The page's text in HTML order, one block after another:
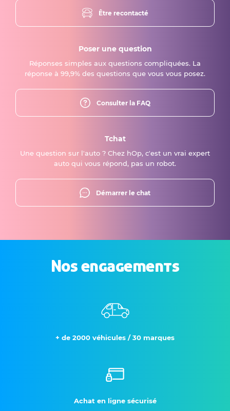
Être recontacté
Poser une question
Réponses simples aux questions compliquées. La
réponse à 99,9% des questions que vous vous posez.
Consulter la FAQ
Tchat
Une question sur l'auto ? Chez hOp, c'est un vrai expert
auto qui vous répond, pas un robot.
Démarrer le chat
Nos engagements
+ de 2000 véhicules / 30 marques
Achat en ligne sécurisé